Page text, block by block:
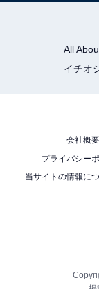
All
イチオ
会社概要
プライバシー
当サイトの情報に